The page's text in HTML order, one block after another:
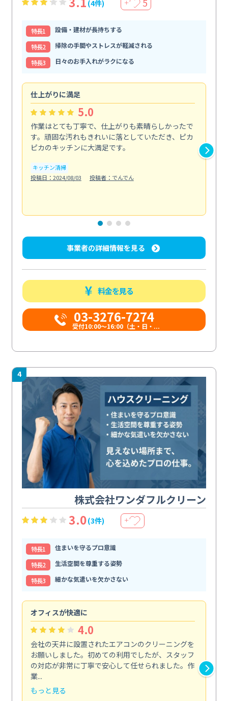
(4件) ＋ 5
特⻑1
設備・建材が長持ちする
特⻑2
掃除の手間やストレスが軽減される
特⻑3
日々のお手入れがラクになる
仕上がりに満足
5.0
作業はとても丁寧で、仕上がりも素晴らしかったで
す。頑固な汚れもきれいに落としていただき、ピカ
ピカのキッチンに大満足です。
キッチン清掃
投稿日：2024/08/03
投稿者：でんでん
事業者の詳細情報を見る
料金を見る
03-3276-7274
受付10:00〜16:00（土・日・...
4
株式会社ワンダフルクリーン
3.0(3件) ＋
特⻑1
住まいを守るプロ意識
特⻑2
生活空間を尊重する姿勢
特⻑3
細かな気遣いを欠かさない
オフィスが快適に
4.0
会社の天井に設置されたエアコンのクリーニングを
お願いしました。初めての利用でしたが、スタッフ
の対応が非常に丁寧で安心して任せられました。作
業...
もっと見る